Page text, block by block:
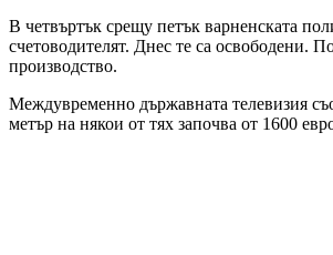
В четвъртък срещу петък варненската
счетоводителят. Днес те са освободени.
производство.
Междувременно държавната телевизия
метър на някои от тях започва от 1600